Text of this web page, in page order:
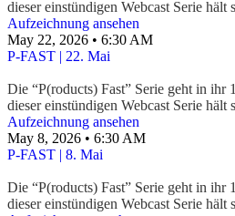
dieser einstündigen Webcast Serie hält
Basis einer fixen Folienstruktur 3
präsentiert werden.
Der Fokus liegt auf aktuellen Microsoft
man einen kurzen Überblick, die
schon verfügbar ist), sowie
Mit diesem Paket an Informationen
Informationen um einen
sind öffentlich verfügbar und können
Kunden verwendet werden, des
Aufzeichnung ansehen
May 22, 2026 • 6:30 AM
P-FAST | 22. Mai
Die “P(roducts) Fast” Serie geht in ihr
dieser einstündigen Webcast Serie hält
Basis einer fixen Folienstruktur 3
präsentiert werden.
Der Fokus liegt auf aktuellen Microsoft
man einen kurzen Überblick, die
schon verfügbar ist), sowie
Aufzeichnung ansehen
May 8, 2026 • 6:30 AM
P-FAST | 8. Mai
Die “P(roducts) Fast” Serie geht in ihr
dieser einstündigen Webcast Serie hält